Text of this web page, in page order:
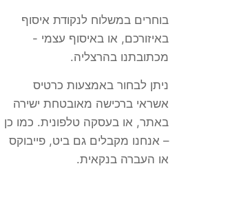
בוחרים במשלוח לנקודת איסוף
באיזורכם, או באיסוף עצמי -
מכתובתנו בהרצליה.
ניתן לבחור באמצעות כרטיס
אשראי ברכישה מאובטחת ישירה
באתר, או בעסקה טלפונית. כמו כן
– אנחנו מקבלים גם ביט, פייבוקס
או העברה בנקאית.